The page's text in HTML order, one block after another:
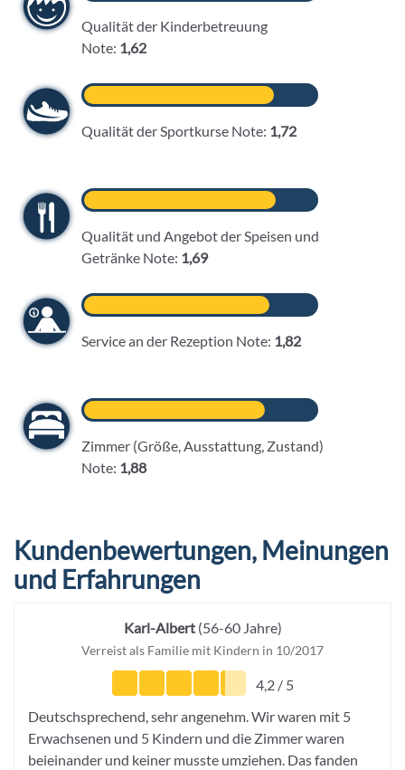
Qualität der Kinderbetreuung
Note: 1,62
Qualität der Sportkurse Note: 1,72
Qualität und Angebot der Speisen und
Getränke Note: 1,69
Service an der Rezeption Note: 1,82
Zimmer (Größe, Ausstattung, Zustand)
Note: 1,88
Kundenbewertungen, Meinungen
und Erfahrungen
Karl-Albert(56-60 Jahre)
Verreist als Familie mit Kindern in 10/2017
4,2 / 5
Deutschsprechend, sehr angenehm. Wir waren mit 5
Erwachsenen und 5 Kindern und die Zimmer waren
beieinander und keiner musste umziehen. Das fanden